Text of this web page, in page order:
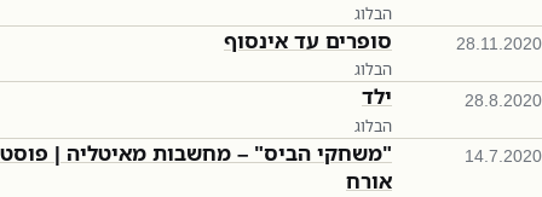
הבלוג
28.11.2020 סופרים עד אינסוף
הבלוג
28.8.2020 ילד
הבלוג
14.7.2020
"משחקי הביס" – מחשבות מאיטליה | פוסט
אורח